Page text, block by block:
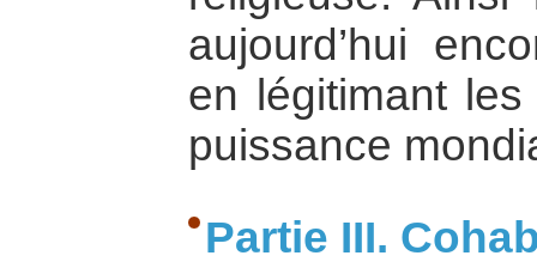
aujourd’hui
en légitimant
puissance
Partie III.